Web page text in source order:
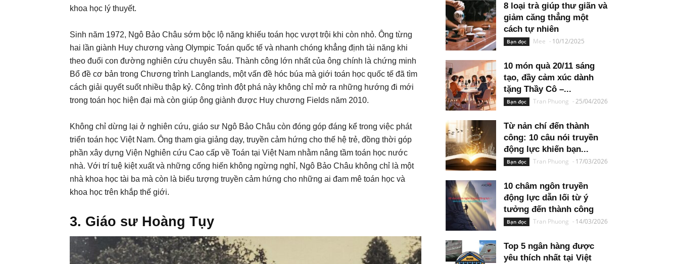
khoa học lý thuyết.
Sinh năm 1972, Ngô Bảo Châu sớm bộc lộ năng khiếu toán học vượt trội khi còn nhỏ. Ông từng
hai lần giành Huy chương vàng Olympic Toán quốc tế và nhanh chóng khẳng định tài năng khi
theo đuổi con đường nghiên cứu chuyên sâu. Thành công lớn nhất của ông chính là chứng minh
Bổ đề cơ bản trong Chương trình Langlands, một vấn đề hóc búa mà giới toán học quốc tế đã tìm
cách giải quyết suốt nhiều thập kỷ. Công trình đột phá này không chỉ mở ra những hướng đi mới
trong toán học hiện đại mà còn giúp ông giành được Huy chương Fields năm 2010.
Không chỉ dừng lại ở nghiên cứu, giáo sư Ngô Bảo Châu còn đóng góp đáng kể trong việc phát
triển toán học Việt Nam. Ông tham gia giảng dạy, truyền cảm hứng cho thế hệ trẻ, đồng thời góp
phần xây dựng Viện Nghiên cứu Cao cấp về Toán tại Việt Nam nhằm nâng tầm toán học nước
nhà. Với trí tuệ kiệt xuất và những cống hiến không ngừng nghỉ, Ngô Bảo Châu không chỉ là một
nhà khoa học tài ba mà còn là biểu tượng truyền cảm hứng cho những ai đam mê toán học và
khoa học trên khắp thế giới.
3. Giáo sư Hoàng Tụy
8 loại trà giúp thư giãn và
giảm căng thẳng một
cách tự nhiên
Bạn đọc Mee - 10/12/2025
10 món quà 20/11 sáng
tạo, đầy cảm xúc dành
tặng Thầy Cô –...
Bạn đọc Tran Phuong -25/04/2026
Từ nản chí đến thành
công: 10 câu nói truyền
động lực khiến bạn...
Bạn đọc Tran Phuong - 17/03/2026
10 châm ngôn truyền
động lực dẫn lối từ ý
tưởng đến thành công
Bạn đọc Tran Phuong - 14/03/2026
Top 5 ngân hàng được
yêu thích nhất tại Việt